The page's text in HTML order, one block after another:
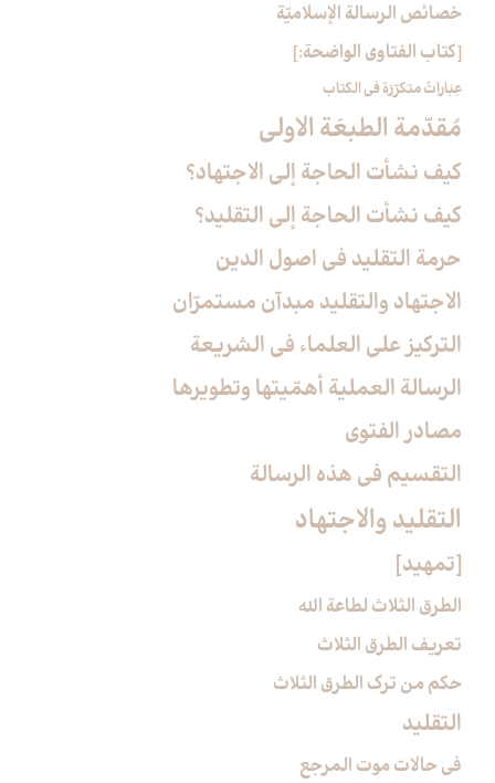
خصائص الرسالة الإسلاميّة
[كتاب الفتاوى الواضحة:]
عِبَاراتٌ متكرّرَة في الكتاب
مُقدّمة الطبعَة الاولى‏
كيف نشأت الحاجة إلى الاجتهاد؟
كيف نشأت الحاجة إلى التقليد؟
حرمة التقليد في اصول الدين
الاجتهاد والتقليد مبدآن مستمرّان
التركيز على العلماء في الشريعة
الرسالة العملية أهمّيتها وتطويرها
مصادر الفتوى
التقسيم في هذه الرسالة
التقليد والاجتهاد
[تمهيد]
الطرق الثلاث لطاعة الله
تعريف الطرق الثلاث
حكم من ترك الطرق الثلاث
التقليد
في حالات موت المرجع